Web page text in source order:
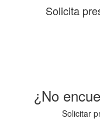
Solicita
¿No
Solicitar